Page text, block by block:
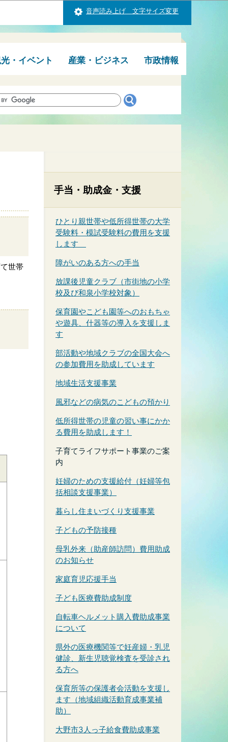
音声読み上げ 文字サイズ変更
・イベント 産業・ビジネス 市政情報
世帯
手当・助成金・支援
ひとり親世帯や低所得世帯の大学
受験料・模試受験料の費用を支援
します
障がいのある方への手当
放課後児童クラブ（市街地の小学
校及び和泉小学校対象）
保育園やこども園等へのおもちゃ
や遊具、什器等の導入を支援しま
す
部活動や地域クラブの全国大会へ
の参加費用を助成しています
地域生活支援事業
風邪などの病気のこどもの預かり
低所得世帯の児童の習い事にかか
る費用を助成します！
子育てライフサポート事業のご案
内
妊婦のための支援給付（妊婦等包
括相談支援事業）
暮らし住まいづくり支援事業
子どもの予防接種
母乳外来（助産師訪問）費用助成
のお知らせ
家庭育児応援手当
子ども医療費助成制度
自転車ヘルメット購入費助成事業
について
県外の医療機関等で妊産婦・乳児
健診、新生児聴覚検査を受診され
る方へ
保育所等の保護者会活動を支援し
ます（地域組織活動育成事業補
助）
大野市3人っ子給食費助成事業